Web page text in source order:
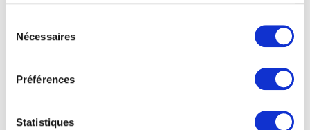
Nécessaires
Préférences
Statistiques